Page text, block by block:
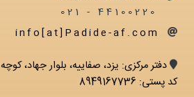
info[at]Padide-af.com
دفتر مرکزی: يزد، صفاییه، بلوار جهاد، کوچه 13
کد پستی: 8949167736